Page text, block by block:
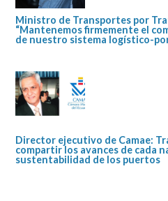
Ministro de Transportes por
“Mantenemos firmemente el
de nuestro sistema logístico-
Director ejecutivo de Camae:
compartir los avances de cada
sustentabilidad de los puertos